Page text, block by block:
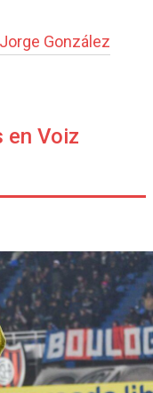
Jorge Gon­zález
en Voiz